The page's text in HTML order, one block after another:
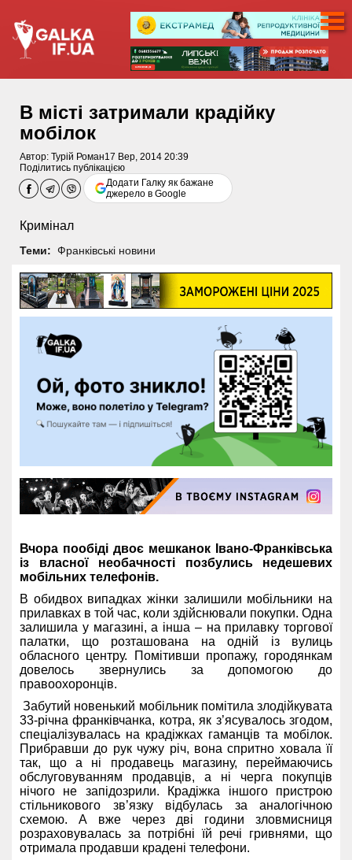
В місті затримали крадійку
мобілок
Автор: Турій Роман17 Вер, 2014 20:39
Поділитись публікацією
Додати Галку як бажане
джерело в Google
Кримінал
Теми: Франківські новини
Вчора пообіді двоє мешканок Івано-Франківська
із власної необачності позбулись недешевих
мобільних телефонів.
В обидвох випадках жінки залишили мобільники на
прилавках в той час, коли здійснювали покупки. Одна
залишила у магазині, а інша – на прилавку торгової
палатки, що розташована на одній із вулиць
обласного центру. Помітивши пропажу, городянкам
довелось звернулись за допомогою до
правоохоронців.
Забутий новенький мобільник помітила злодійкувата
33-річна франківчанка, котра, як з’ясувалось згодом,
спеціалізувалась на крадіжках гаманців та мобілок.
Прибравши до рук чужу річ, вона спритно ховала її
так, що а ні продавець магазину, переймаючись
обслуговуванням продавців, а ні черга покупців
нічого не запідозрили. Крадіжка іншого пристрою
стільникового зв’язку відбулась за аналогічною
схемою. А вже через дві години зловмисниця
розраховувалась за потрібні їй речі гривнями, що
отримала продавши крадені телефони.